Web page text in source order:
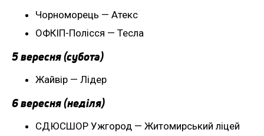
Чорноморець — Атекс
ОФКІП-Полісся — Тесла
5 вересня (субота)
Жайвір — Лідер
6 вересня (неділя)
СДЮСШОР Ужгород — Житомирський ліцей